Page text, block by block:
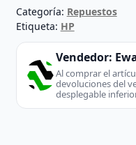
Categoría: Repuestos
Etiqueta: HP
Vendedor:
Al comprar el
devoluciones del
desplegable